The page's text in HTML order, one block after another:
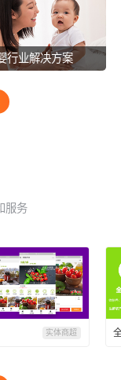
行业解决方案
服务
实体商超